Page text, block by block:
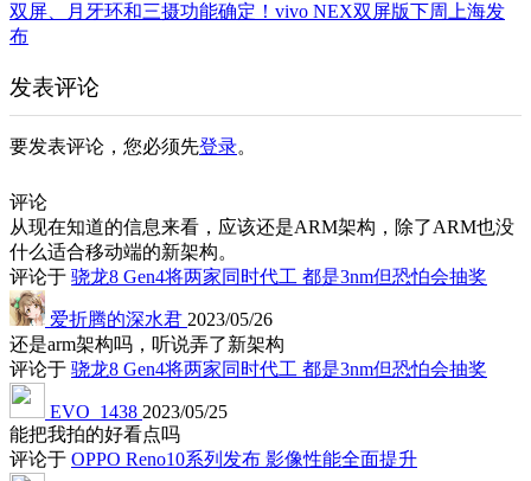
双屏、月牙环和三摄功能确定！vivo NEX双屏版下周上海发
布
发表评论
要发表评论，您必须先登录。
评论
从现在知道的信息来看，应该还是ARM架构，除了ARM也没
什么适合移动端的新架构。
评论于 骁龙8 Gen4将两家同时代工 都是3nm但恐怕会抽奖
爱折腾的深水君 2023/05/26
还是arm架构吗，听说弄了新架构
评论于 骁龙8 Gen4将两家同时代工 都是3nm但恐怕会抽奖
EVO_1438 2023/05/25
能把我拍的好看点吗
评论于 OPPO Reno10系列发布 影像性能全面提升